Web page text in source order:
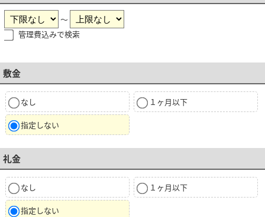
～
管理費込みで検索
敷金
なし １ヶ月以下
指定しない
礼金
なし １ヶ月以下
指定しない